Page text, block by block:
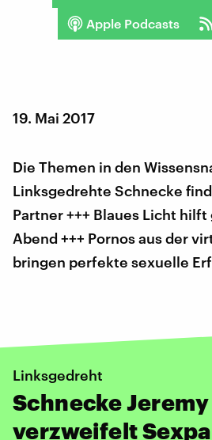
Apple Podcasts
19. Mai 2017
Die Themen in den
Linksgedrehte Schnecke
Partner +++ Blaues Licht
Abend +++ Pornos aus der
bringen perfekte sexuelle
Linksgedreht
Schnecke
verzweifelt